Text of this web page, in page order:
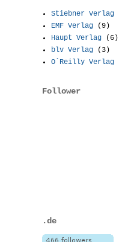
Stiebner Verlag
EMF Verlag
(9)
Haupt Verlag
(6)
blv Verlag
(3)
O´Reilly Verlag
Follower
.de